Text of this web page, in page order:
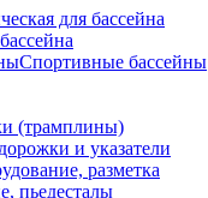
для бассейна
Спортивные бассейны
(трамплины)
и указатели
разметка
пьедесталы